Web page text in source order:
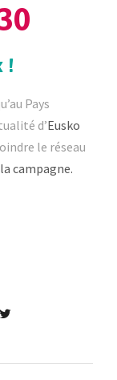
!
Pays
d’Eusko
le réseau
campagne.